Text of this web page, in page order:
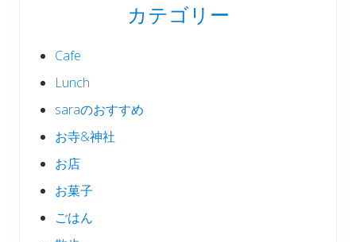
カテゴリー
Cafe
Lunch
saraのおすすめ
お寺&神社
お店
お菓子
ごはん